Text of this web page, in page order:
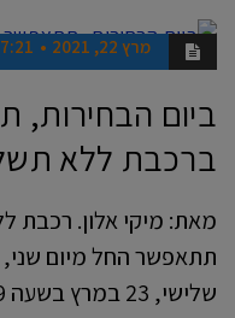
חדשות
מרץ 22, 2021 7:21 AM
ביום הבחירות,
ברכבת ללא
מאת: מיקי אלון. רכבת
שלישי, 23 במרץ בשעה 23:59.